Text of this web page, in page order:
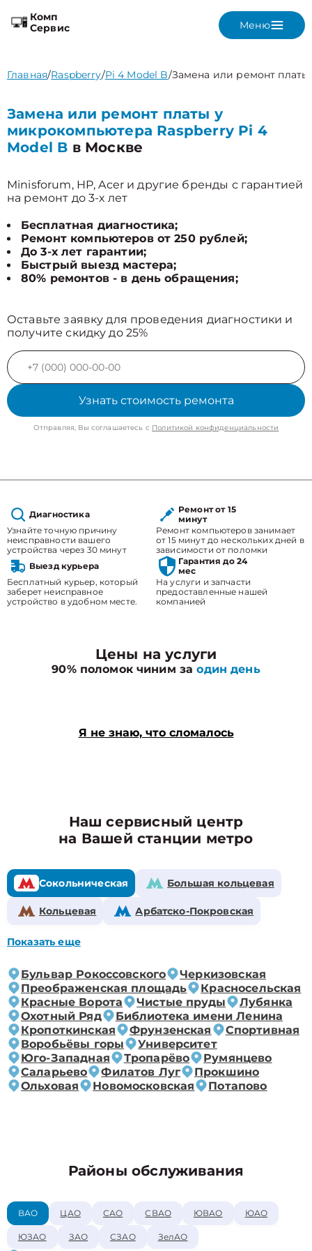
Комп
Сервис
Меню
Главная/Raspberry/Pi 4 Model B/Замена или ремонт платы
Замена или ремонт платы у
микрокомпьютера Raspberry Pi 4
Model B в Москве
Minisforum, HP, Acer и другие бренды с гарантией
на ремонт до 3-х лет
Бесплатная диагностика;
Ремонт компьютеров от 250 рублей;
До 3-х лет гарантии;
Быстрый выезд мастера;
80% ремонтов - в день обращения;
Оставьте заявку для проведения диагностики и
получите скидку до 25%
Узнать стоимость ремонта
Отправляя, Вы соглашаетесь с Политикой конфиденциальности
Диагностика
Узнайте точную причину
неисправности вашего
устройства через 30 минут
Ремонт от 15
минут
Ремонт компьютеров занимает
от 15 минут до нескольких дней в
зависимости от поломки
Выезд курьера
Бесплатный курьер, который
заберет неисправное
устройство в удобном месте.
Гарантия до 24
мес
На услуги и запчасти
предоставленные нашей
компанией
Цены на услуги
90% поломок чиним заодин день
Я не знаю, что сломалось
Наш сервисный центр
на Вашей станции метро
Сокольническая Большая кольцевая
Кольцевая Арбатско-Покровская
Показать еще
Бульвар Рокоссовского
Черкизовская
Преображенская площадь
Красносельская
Красные Ворота
Чистые пруды
Лубянка
Охотный Ряд
Библиотека имени Ленина
Кропоткинская
Фрунзенская
Спортивная
Воробьёвы горы
Университет
Юго-Западная
Тропарёво
Румянцево
Саларьево
Филатов Луг
Прокшино
Ольховая
Новомосковская Потапово
Районы обслуживания
ВАО ЦАО САО СВАО ЮВАО ЮАО
ЮЗАО ЗАО СЗАО ЗелАО